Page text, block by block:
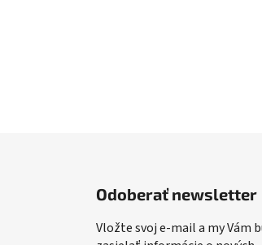
Odoberať newsletter
Vložte svoj e-mail a my Vám